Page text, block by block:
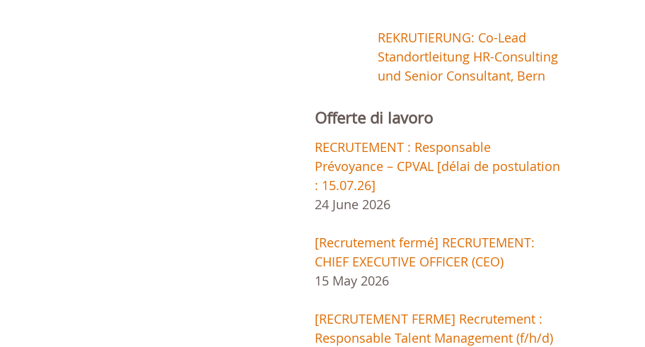
REKRUTIERUNG: Co-Lead
Standortleitung HR-Consulting
und Senior Consultant, Bern
Offerte di lavoro
RECRUTEMENT : Responsable
Prévoyance – CPVAL [délai de postulation
: 15.07.26]
24 June 2026
[Recrutement fermé] RECRUTEMENT:
CHIEF EXECUTIVE OFFICER (CEO)
15 May 2026
[RECRUTEMENT FERME] Recrutement :
Responsable Talent Management (f/h/d)